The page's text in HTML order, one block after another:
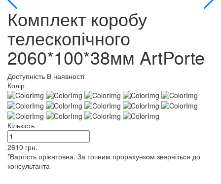
Комплект коробу
телескопічного
2060*100*38мм ArtPorte
Доступність В наявності
Колір
Кількість
2610 грн.
*Вартість орієнтовна. За точним прорахунком зверніться до
консультанта